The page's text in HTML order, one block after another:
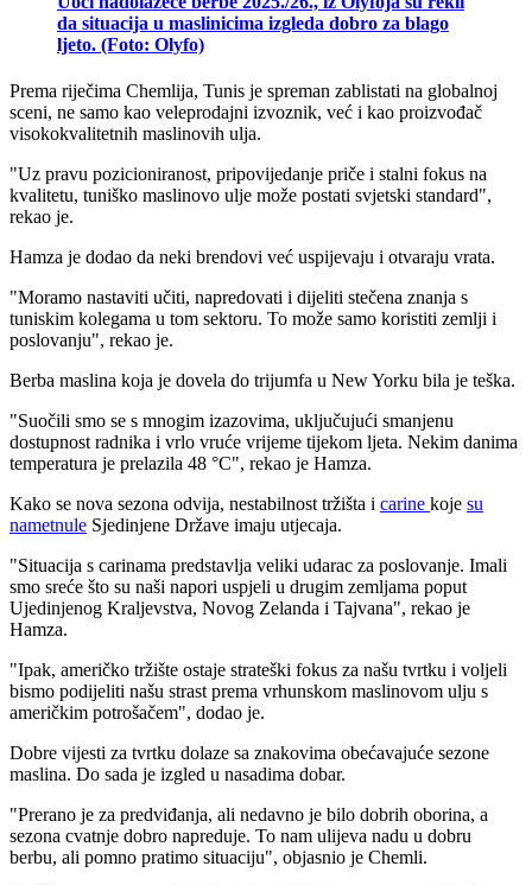
da situacija u maslinicima izgleda dobro za blago
ljeto. (Foto: Olyfo)
Prema riječima Chemlija, Tunis je spreman zablistati na globalnoj
sceni, ne samo kao veleprodajni izvoznik, već i kao proizvođač
visokokvalitetnih maslinovih ulja.
"Uz pravu pozicioniranost, pripovijedanje priče i stalni fokus na
kvalitetu, tuniško maslinovo ulje može postati svjetski standard",
rekao je.
Hamza je dodao da neki brendovi već uspijevaju i otvaraju vrata.
"Moramo nastaviti učiti, napredovati i dijeliti stečena znanja s
tuniskim kolegama u tom sektoru. To može samo koristiti zemlji i
poslovanju", rekao je.
Berba maslina koja je dovela do trijumfa u New Yorku bila je teška.
"Suočili smo se s mnogim izazovima, uključujući smanjenu
dostupnost radnika i vrlo vruće vrijeme tijekom ljeta. Nekim danima
temperatura je prelazila 48 °C", rekao je Hamza.
Kako se nova sezona odvija, nestabilnost tržišta i carine koje su
nametnule Sjedinjene Države imaju utjecaja.
"Situacija s carinama predstavlja veliki udarac za poslovanje. Imali
smo sreće što su naši napori uspjeli u drugim zemljama poput
Ujedinjenog Kraljevstva, Novog Zelanda i Tajvana", rekao je
Hamza.
"Ipak, američko tržište ostaje strateški fokus za našu tvrtku i voljeli
bismo podijeliti našu strast prema vrhunskom maslinovom ulju s
američkim potrošačem", dodao je.
Dobre vijesti za tvrtku dolaze sa znakovima obećavajuće sezone
maslina. Do sada je izgled u nasadima dobar.
"Prerano je za predviđanja, ali nedavno je bilo dobrih oborina, a
sezona cvatnje dobro napreduje. To nam ulijeva nadu u dobru
berbu, ali pomno pratimo situaciju", objasnio je Chemli.